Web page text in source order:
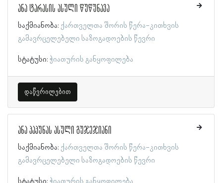
ანა ტარასის ასული წუწუნავა
საქმიანობა: ქართველთა შორის წერა-კითხვის
გამავრცელებელი საზოგადოების წევრი
სტატუსი: ჭიათურის განყოფილება
დაწვრილებით
ანა პაპუნას ასული გუჯეჯიანი
საქმიანობა: ქართველთა შორის წერა-კითხვის
გამავრცელებელი საზოგადოების წევრი